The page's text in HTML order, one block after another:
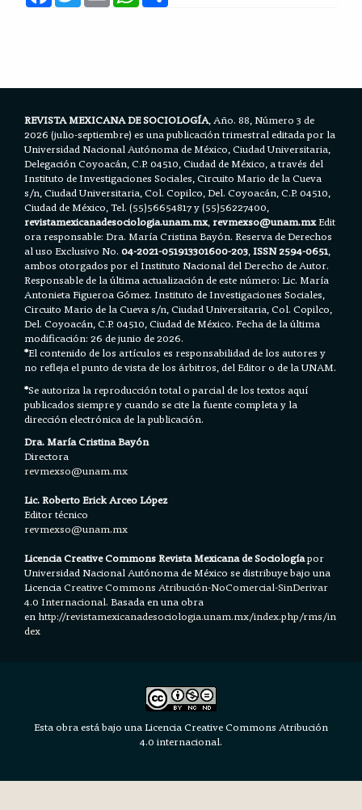
c i a a
REVISTA MEXICANA DE SOCIOLOGÍA, Año. 88, Número 3 de
2026 (julio-septiembre) es una publicación trimestral editada por la
Universidad Nacional Autónoma de México, Ciudad Universitaria,
Delegación Coyoacán, C.P. 04510, Ciudad de México, a través del
Instituto de Investigaciones Sociales, Circuito Mario de la Cueva
s/n, Ciudad Universitaria, Col. Copilco, Del. Coyoacán, C.P. 04510,
Ciudad de México, Tel. (55)56654817 y (55)56227400,
revistamexicanadesociologia.unam.mx,revmexso@unam.mxEdit
ora responsable: Dra. María Cristina Bayón. Reserva de Derechos
al uso Exclusivo No.04-2021-051913301600-203,ISSN 2594-0651,
ambos otorgados por el Instituto Nacional del Derecho de Autor.
Responsable de la última actualización de este número: Lic. María
Antonieta Figueroa Gómez. Instituto de Investigaciones Sociales,
Circuito Mario de la Cueva s/n, Ciudad Universitaria, Col. Copilco,
Del. Coyoacán, C.P. 04510, Ciudad de México. Fecha de la última
modificación: 26 de junio de 2026.
*El contenido de los artículos es responsabilidad de los autores y
no refleja el punto de vista de los árbitros, del Editor o de la UNAM.
*Se autoriza la reproducción total o parcial de los textos aquí
publicados siempre y cuando se cite la fuente completa y la
dirección electrónica de la publicación.
Dra. María Cristina Bayón
Directora
revmexso@unam.mx
Lic. Roberto Erick Arceo López
Editor técnico
revmexso@unam.mx
Licencia Creative Commons Revista Mexicana de Sociologíapor
Universidad Nacional Autónoma de México se distribuye bajo una
LicenciaCreative Commons Atribución-NoComercial-SinDerivar
4.0 Internacional.Basada en una obra
en http://revistamexicanadesociologia.unam.mx/index.php/rms/in
dex
Esta obra está bajo una Licencia Creative Commons Atribución
4.0 internacional.